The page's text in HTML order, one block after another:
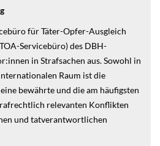
für Täter-Opfer-Ausgleich
Servicebüro) des DBH-
in Strafsachen aus. Sowohl in
Raum ist die
bewährte und die am häufigsten
relevanten Konflikten
und tatverantwortlichen